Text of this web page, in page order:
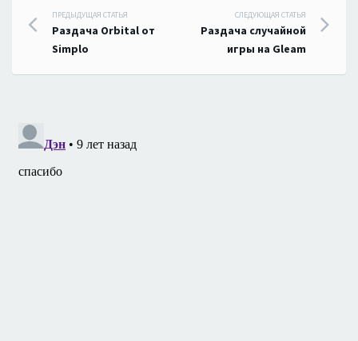
Навигация
по
записям
ПРЕДЫДУЩАЯ СТАТЬЯ
Раздача Orbital от
Simplo
СЛЕДУЮЩАЯ СТАТЬЯ
Раздача случайной
игры на Gleam